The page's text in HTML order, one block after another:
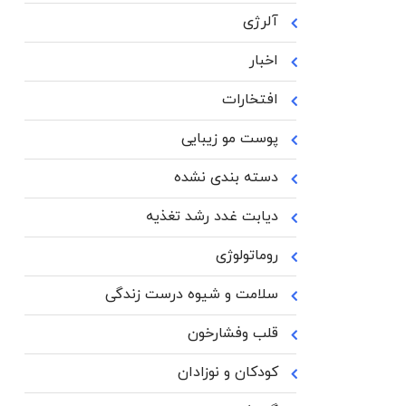
آلرژی
اخبار
افتخارات
پوست مو زیبایی
دسته بندی نشده
دیابت غدد رشد تغذیه
روماتولوژی
سلامت و شیوه درست زندگی
قلب وفشارخون
کودکان و نوزادان